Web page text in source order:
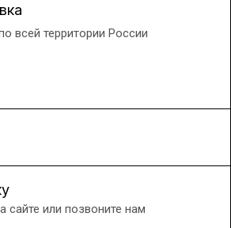
всей территории России
сайте или позвоните нам